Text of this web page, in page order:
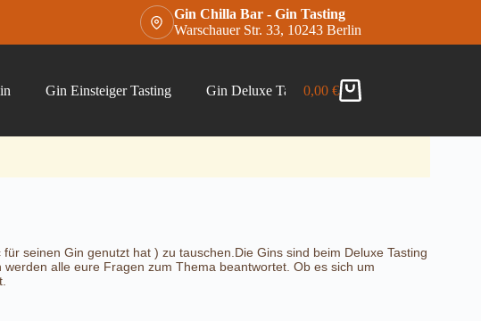
Gin Chilla Bar - Gin Tasting
Warschauer Str. 33, 10243 Berlin
Gin Einsteiger Tasting Gin Deluxe Tasting Gin Chilla Bar Gins –
Warenkorb
0,00 €
seinen Gin genutzt hat ) zu tauschen.Die Gins sind beim Deluxe Tasting
alle eure Fragen zum Thema beantwortet. Ob es sich um